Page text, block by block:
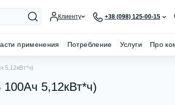
Клиенту +38 (098) 125-00-15
применения Потребление Услуги Про
5,12кВт*ч)
5,12кВт*ч)